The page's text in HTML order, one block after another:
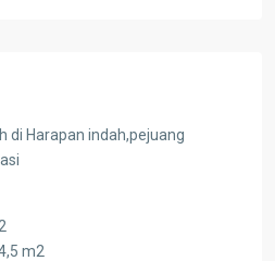
di Harapan indah,pejuang
m2